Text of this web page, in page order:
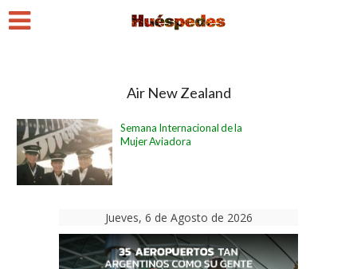
Air New Zealand
Semana Internacional de la
Mujer Aviadora
Jueves, 6 de Agosto de 2026